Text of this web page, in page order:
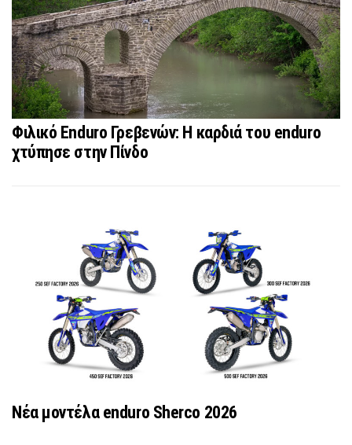
Φιλικό Enduro Γρεβενών: Η καρδιά του enduro
χτύπησε στην Πίνδο
Νέα μοντέλα enduro Sherco 2026